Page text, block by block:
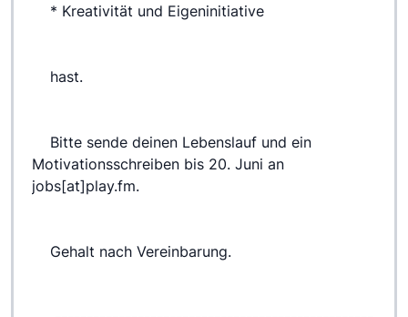
* Kreativität und Eigeninitiative
hast.
Motivationsschreiben bis 20. Juni an
jobs[at]play.fm.
Gehalt nach Vereinbarung.